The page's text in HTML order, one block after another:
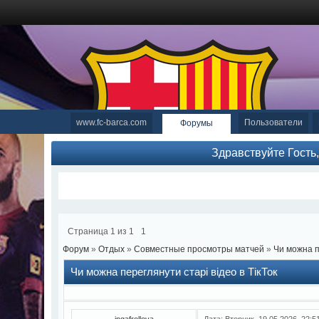
www.fc-barca.com Форумы Пользователи
Здравствуйте
Страница 1 из 1
1
Форум » Отдых » Совместные просмотры матчей » Чи можна
Чи можна переглянути старі відео в ТікТок